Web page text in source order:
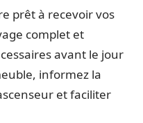
prêt à recevoir vos
complet et
avant le jour
informez la
et faciliter